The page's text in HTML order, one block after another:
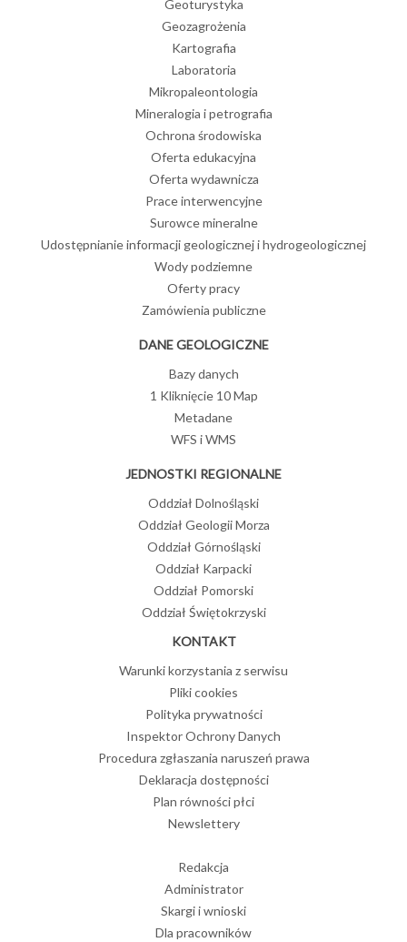
Geoturystyka
Geozagrożenia
Kartografia
Laboratoria
Mikropaleontologia
Mineralogia i petrografia
Ochrona środowiska
Oferta edukacyjna
Oferta wydawnicza
Prace interwencyjne
Surowce mineralne
Udostępnianie informacji geologicznej i hydrogeologicznej
Wody podziemne
Oferty pracy
Zamówienia publiczne
DANE GEOLOGICZNE
Bazy danych
1 Kliknięcie 10 Map
Metadane
WFS i WMS
JEDNOSTKI REGIONALNE
Oddział Dolnośląski
Oddział Geologii Morza
Oddział Górnośląski
Oddział Karpacki
Oddział Pomorski
Oddział Świętokrzyski
KONTAKT
Warunki korzystania z serwisu
Pliki cookies
Polityka prywatności
Inspektor Ochrony Danych
Procedura zgłaszania naruszeń prawa
Deklaracja dostępności
Plan równości płci
Newslettery
Redakcja
Administrator
Skargi i wnioski
Dla pracowników